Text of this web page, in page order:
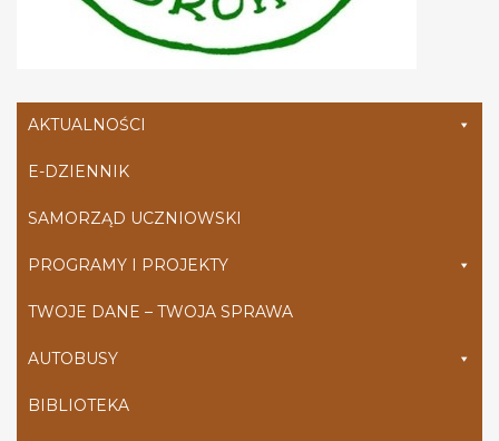
AKTUALNOŚCI
E-DZIENNIK
SAMORZĄD UCZNIOWSKI
PROGRAMY I PROJEKTY
TWOJE DANE – TWOJA SPRAWA
AUTOBUSY
BIBLIOTEKA